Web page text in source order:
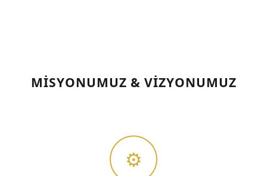
MISYONUMUZ & VIZYONUMUZ
⚙️